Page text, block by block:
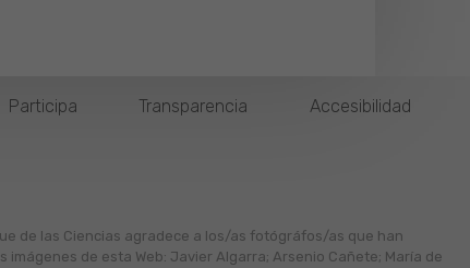
Participa Transparencia Accesibilidad
de las Ciencias agradece a los/as fotógráfos/as que han
imágenes de esta Web: Javier Algarra; Arsenio Cañete; María de